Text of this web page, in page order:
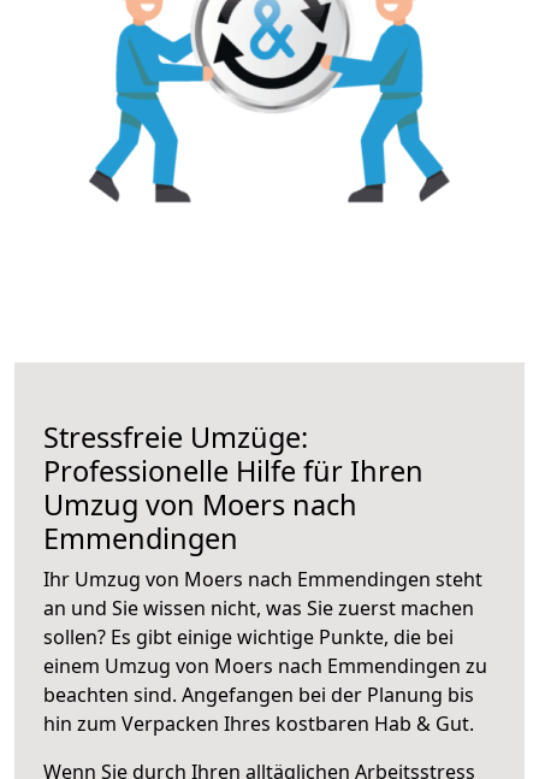
Stressfreie Umzüge:
Professionelle Hilfe für Ihren
Umzug von Moers nach
Emmendingen
Ihr Umzug von Moers nach Emmendingen steht
an und Sie wissen nicht, was Sie zuerst machen
sollen? Es gibt einige wichtige Punkte, die bei
einem Umzug von Moers nach Emmendingen zu
beachten sind. Angefangen bei der Planung bis
hin zum Verpacken Ihres kostbaren Hab & Gut.
Wenn Sie durch Ihren alltäglichen Arbeitsstress